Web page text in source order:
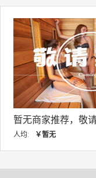
暂无商家推荐，敬请
人均: ￥暂无